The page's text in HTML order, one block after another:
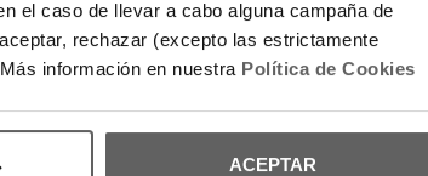
el caso de llevar a cabo alguna campaña de
rechazar (excepto las estrictamente
información en nuestra Política de Cookies
ACEPTAR